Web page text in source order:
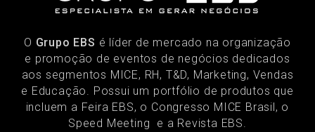
O Grupo EBS é líder de mercado na organização
e promoção de eventos de negócios dedicados
aos segmentos MICE, RH, T&D, Marketing, Vendas
e Educação. Possui um portfólio de produtos que
incluem a Feira EBS, o Congresso MICE Brasil, o
Speed Meeting e a Revista EBS.